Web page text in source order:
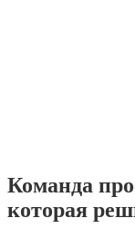
Команда
которая